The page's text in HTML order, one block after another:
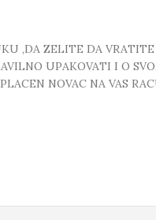
,DA ZELITE DA
UPAKOVATI I O
NOVAC NA VAS